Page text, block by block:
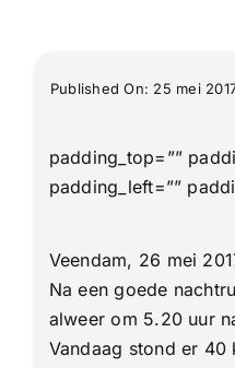
Published On: 25 mei
padding_top=””
padding_left=””
Veendam, 26 mei
Na een goede
alweer om 5.20 uur
Vandaag stond er 40